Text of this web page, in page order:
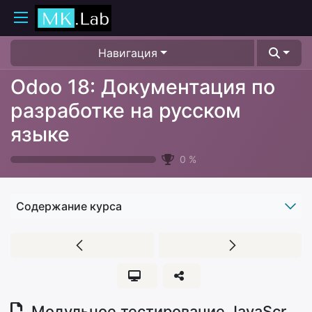
Навигация
Odoo 18: Документация по
разработке на русском
языке
0 %
Содержание курса